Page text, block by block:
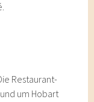
Restaurant-
um Hobart